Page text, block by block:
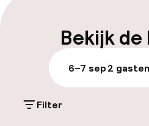
Parkeren & mobiliteit
(buiten)
Bekijk de
6–7 sep2
Filter